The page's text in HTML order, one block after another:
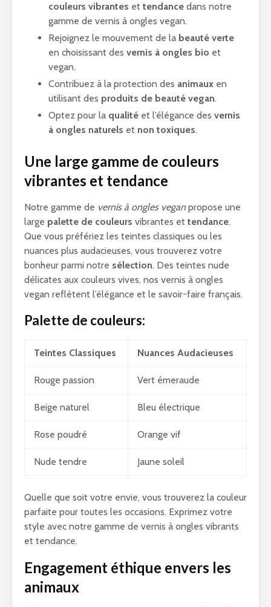
couleurs vibrantes et tendance dans notre
gamme de vernis à ongles vegan.
Rejoignez le mouvement de la beauté verte
en choisissant des vernis à ongles bio et
vegan.
Contribuez à la protection des animaux en
utilisant des produits de beauté vegan.
Optez pour la qualité et l’élégance des vernis
à ongles naturels et non toxiques.
Une large gamme de couleurs
vibrantes et tendance
Notre gamme de vernis à ongles veganpropose une
large palette de couleurs vibrantes et tendance.
Que vous préfériez les teintes classiques ou les
nuances plus audacieuses, vous trouverez votre
bonheur parmi notre sélection. Des teintes nude
délicates aux couleurs vives, nos vernis à ongles
vegan reflètent l’élégance et le savoir-faire français.
Palette de couleurs:
Teintes Classiques Nuances Audacieuses
Rouge passion Vert émeraude
Beige naturel Bleu électrique
Rose poudré Orange vif
Nude tendre Jaune soleil
Quelle que soit votre envie, vous trouverez la couleur
parfaite pour toutes les occasions. Exprimez votre
style avec notre gamme de vernis à ongles vibrants
et tendance.
Engagement éthique envers les
animaux